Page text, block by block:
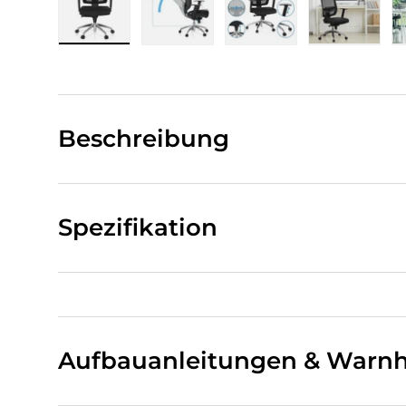
Beschreibung
Spezifikation
Aufbauanleitungen &